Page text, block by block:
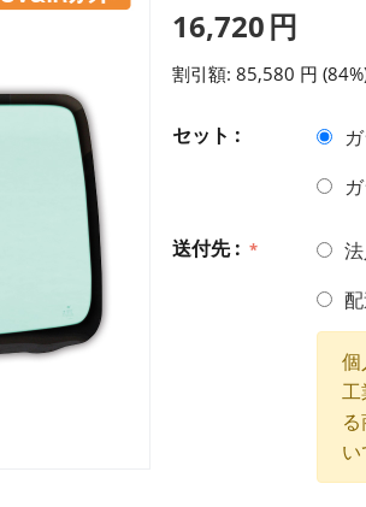
16,720円
割引額: 85,580 円 (84
セット :
送付先 :
個
工